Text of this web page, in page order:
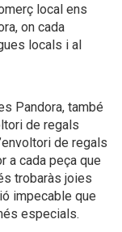
local ens
on cada
locals i al
Pandora, també
de regals
de regals
a cada peça que
trobaràs joies
impecable que
especials.